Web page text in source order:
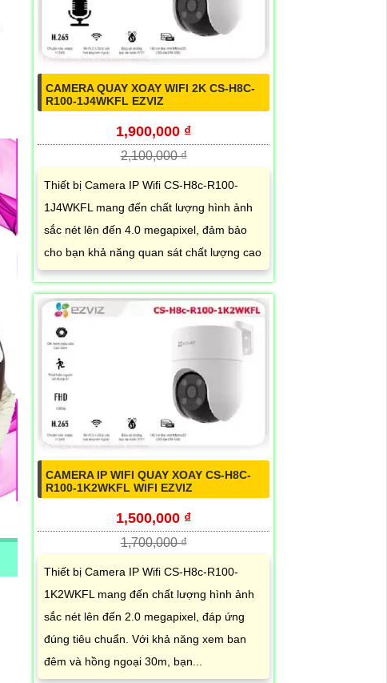
CAMERA QUAY XOAY WIFI 2K CS-H8C-
R100-1J4WKFL EZVIZ
1,900,000 ₫
2,100,000 ₫
Thiết bị Camera IP Wifi CS-H8c-R100-
1J4WKFL mang đến chất lượng hình ảnh
sắc nét lên đến 4.0 megapixel, đảm bảo
cho bạn khả năng quan sát chất lượng cao
CAMERA IP WIFI QUAY XOAY CS-H8C-
R100-1K2WKFL WIFI EZVIZ
1,500,000 ₫
1,700,000 ₫
Thiết bị Camera IP Wifi CS-H8c-R100-
1K2WKFL mang đến chất lượng hình ảnh
sắc nét lên đến 2.0 megapixel, đáp ứng
đúng tiêu chuẩn. Với khả năng xem ban
đêm và hồng ngoại 30m, bạn...